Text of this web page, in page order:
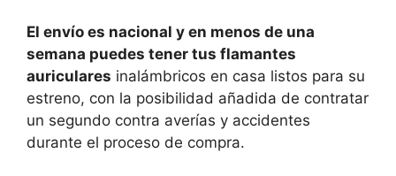
El envío es nacional y en menos de una
semana puedes tener tus flamantes
auriculares inalámbricos en casa listos para su
estreno, con la posibilidad añadida de contratar
un segundo contra averías y accidentes
durante el proceso de compra.